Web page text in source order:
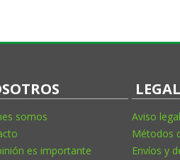
somos
es importante
LEGAL
Aviso legal
Métodos
Envíos y